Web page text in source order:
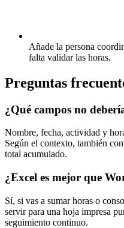
Añade la persona
falta validar las horas.
Preguntas
¿Qué campos no
Nombre, fecha, actividad y
Según el contexto, también
total acumulado.
¿Excel es mejor que
Sí, si vas a sumar horas o
servir para una hoja impresa
seguimiento continuo.